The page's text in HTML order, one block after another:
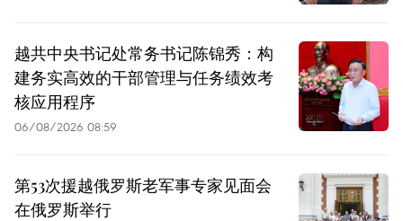
越共中央书记处常务书记陈锦秀：构
建务实高效的干部管理与任务绩效考
核应用程序
06/08/2026 08:59
第53次援越俄罗斯老军事专家见面会
在俄罗斯举行